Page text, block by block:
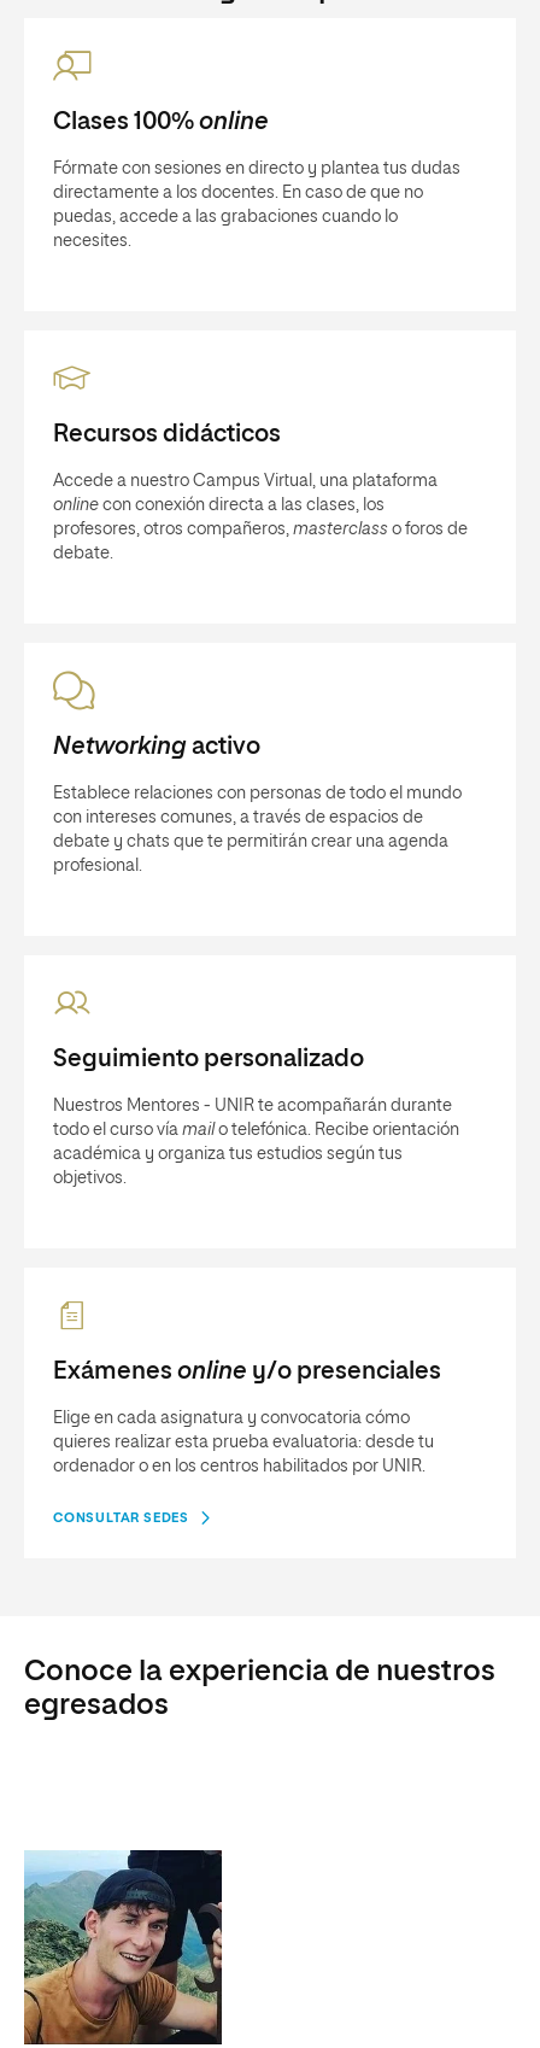
Clases 100% online
Fórmate con sesiones en directo y plantea tus dudas
directamente a los docentes. En caso de que no
puedas, accede a las grabaciones cuando lo
necesites.
Recursos didácticos
Accede a nuestro Campus Virtual, una plataforma
online con conexión directa a las clases, los
profesores, otros compañeros, masterclass o foros de
debate.
Networkingactivo
Establece relaciones con personas de todo el mundo
con intereses comunes, a través de espacios de
debate y chats que te permitirán crear una agenda
profesional.
Seguimiento personalizado
Nuestros Mentores - UNIR te acompañarán durante
todo el curso vía mail o telefónica. Recibe orientación
académica y organiza tus estudios según tus
objetivos.
Exámenes online y/o presenciales
Elige en cada asignatura y convocatoria cómo
quieres realizar esta prueba evaluatoria: desde tu
ordenador o en los centros habilitados por UNIR.
CONSULTAR SEDES
Conoce la experiencia de nuestros
egresados